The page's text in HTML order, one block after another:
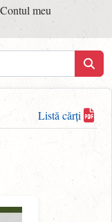
Contul meu
Listă cărți